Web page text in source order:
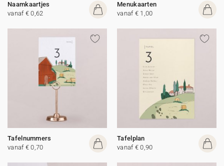
Naamkaartjes
vanaf € 0,62
Menukaarten
vanaf € 1,00
Tafelnummers
vanaf € 0,70
Tafelplan
vanaf € 0,90